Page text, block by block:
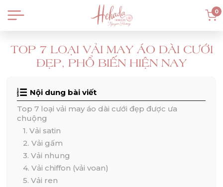
0
TOP 7 LOẠI VẢI MAY ÁO DÀI CƯỚI
ĐẸP, PHỔ BIẾN HIỆN NAY
Nội dung bài viết
Top 7 loại vải may áo dài cưới đẹp được ưa
chuộng
1. Vải satin
2. Vải gấm
3. Vải nhung
4. Vải chiffon (vải voan)
5. Vải ren